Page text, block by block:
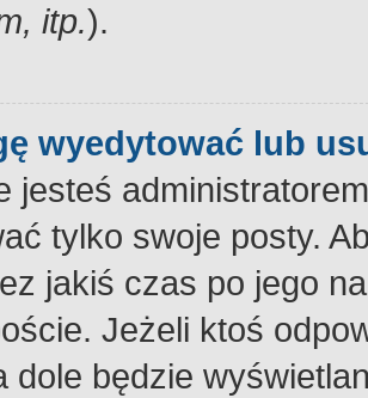
itp.).
wyedytować lub
jesteś
tylko swoje posty.
jakiś czas po jego
Jeżeli ktoś
dole będzie